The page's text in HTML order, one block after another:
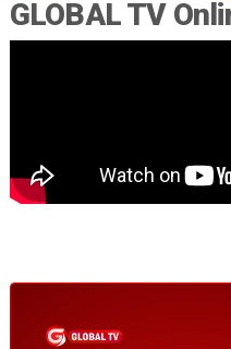
GLOBAL TV